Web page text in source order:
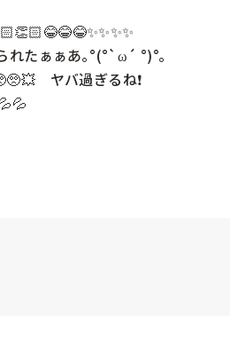
れたぁぁあ｡°(°`ω´ °)°｡
　ヤバ過ぎるね❗️